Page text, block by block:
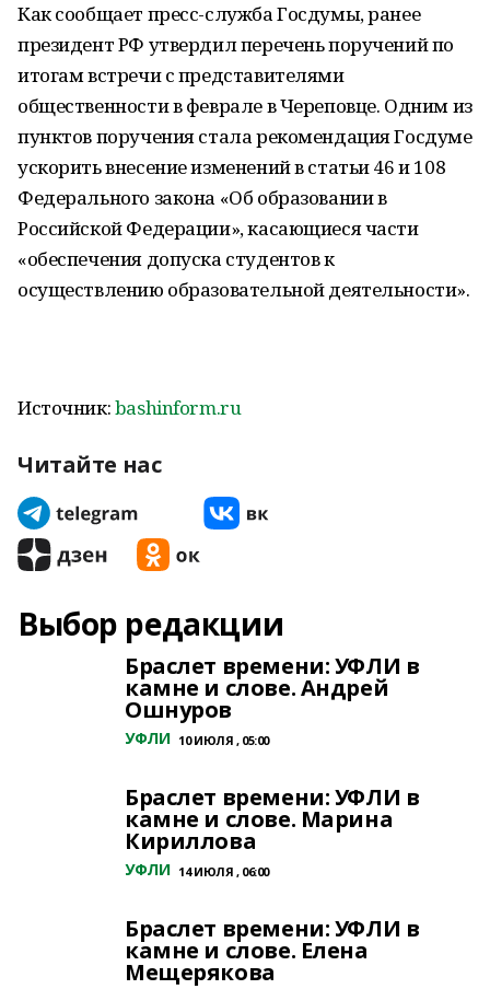
Как сообщает пресс-служба Госдумы, ранее
президент РФ утвердил перечень поручений по
итогам встречи с представителями
общественности в феврале в Череповце. Одним из
пунктов поручения стала рекомендация Госдуме
ускорить внесение изменений в статьи 46 и 108
Федерального закона «Об образовании в
Российской Федерации», касающиеся части
«обеспечения допуска студентов к
осуществлению образовательной деятельности».
Источник:bashinform.ru
Читайте нас
Выбор редакции
Браслет времени: УФЛИ в
камне и слове. Андрей
Ошнуров
УФЛИ 10 ИЮЛЯ , 05:00
Браслет времени: УФЛИ в
камне и слове. Марина
Кириллова
УФЛИ 14 ИЮЛЯ , 06:00
Браслет времени: УФЛИ в
камне и слове. Елена
Мещерякова